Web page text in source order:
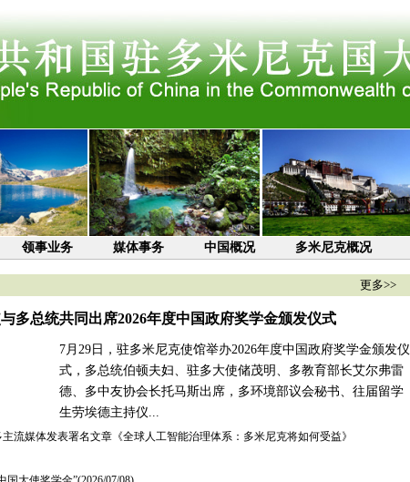
领事业务 媒体事务 中国概况 多米尼克概况
更多>>
多总统共同出席2026年度中国政府奖学金颁发仪式
7月29日，驻多米尼克使馆举办2026年度中国政府奖学金颁发仪
式，多总统伯顿夫妇、驻多大使储茂明、多教育部长艾尔弗雷
德、多中友协会长托马斯出席，多环境部议会秘书、往届留学
生劳埃德主持仪...
流媒体发表署名文章《全球人工智能治理体系：多米尼克将如何受益》